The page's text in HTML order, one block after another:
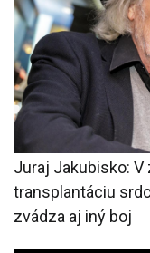
Juraj Jakubisko: V
transplantáciu
zvádza aj iný boj